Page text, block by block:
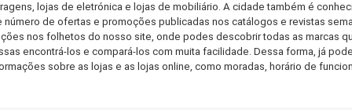
lojas de eletrónica e lojas de mobiliário. A cidade também é
de ofertas e promoções publicadas nos catálogos e revistas
nos folhetos do nosso site, onde podes descobrir todas as marcas
encontrá-los e compará-los com muita facilidade. Dessa forma, já
sobre as lojas e as lojas online, como moradas, horário de